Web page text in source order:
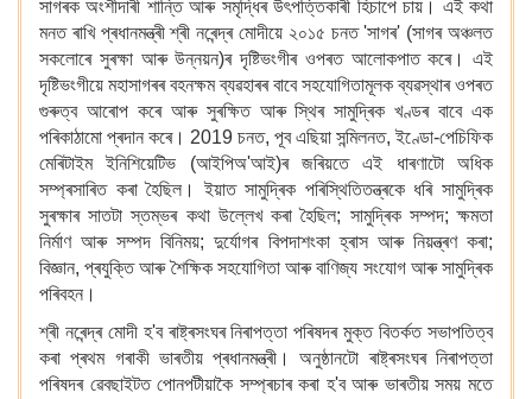
সাগৰক অংশীদাৰী শান্তি আৰু সমৃদ্ধিৰ উৎপত্তিকাৰী হিচাপে চায়। এই কথা
মনত ৰাখি প্ৰধানমন্ত্ৰী শ্ৰী নৰেন্দ্ৰ মোদীয়ে ২০১৫ চনত 'সাগৰ' (সাগৰ অঞ্চলত
সকলোৰে সুৰক্ষা আৰু উন্নয়ন)ৰ দৃষ্টিভংগীৰ ওপৰত আলোকপাত কৰে। এই
দৃষ্টিভংগীয়ে মহাসাগৰৰ বহনক্ষম ব্যৱহাৰৰ বাবে সহযোগিতামূলক ব্যৱস্থাৰ ওপৰত
গুৰুত্ব আৰোপ কৰে আৰু সুৰক্ষিত আৰু স্থিৰ সামুদ্ৰিক খণ্ডৰ বাবে এক
পৰিকাঠামো প্ৰদান কৰে। 2019 চনত, পূব এছিয়া সন্মিলনত, ইণ্ডো-পেচিফিক
মেৰিটাইম ইনিশিয়েটিভ (আইপিঅ'আই)ৰ জৰিয়তে এই ধাৰণাটো অধিক
সম্প্ৰসাৰিত কৰা হৈছিল। ইয়াত সামুদ্ৰিক পৰিস্থিতিতন্ত্ৰকে ধৰি সামুদ্ৰিক
সুৰক্ষাৰ সাতটা স্তম্ভৰ কথা উল্লেখ কৰা হৈছিল; সামুদ্ৰিক সম্পদ; ক্ষমতা
নিৰ্মাণ আৰু সম্পদ বিনিময়; দুৰ্যোগৰ বিপদাশংকা হ্ৰাস আৰু নিয়ন্ত্ৰণ কৰা;
বিজ্ঞান, প্ৰযুক্তি আৰু শৈক্ষিক সহযোগিতা আৰু বাণিজ্য সংযোগ আৰু সামুদ্ৰিক
পৰিবহন।
শ্ৰী নৰেন্দ্ৰ মোদী হ'ব ৰাষ্ট্ৰসংঘৰ নিৰাপত্তা পৰিষদৰ মুক্ত বিতৰ্কত সভাপতিত্ব
কৰা প্ৰথম গৰাকী ভাৰতীয় প্ৰধানমন্ত্ৰী। অনুষ্ঠানটো ৰাষ্ট্ৰসংঘৰ নিৰাপত্তা
পৰিষদৰ ৱেবছাইটত পোনপটীয়াকৈ সম্প্ৰচাৰ কৰা হ'ব আৰু ভাৰতীয় সময় মতে